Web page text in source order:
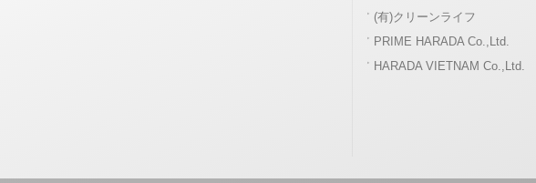
(有)クリーンライフ
PRIME HARADA Co.,Ltd.
HARADA VIETNAM Co.,Ltd.